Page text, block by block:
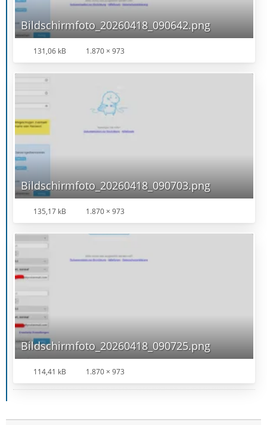
Bildschirmfoto_20260418_090642.png
131,06 kB 1.870 × 973
Bildschirmfoto_20260418_090703.png
135,17 kB 1.870 × 973
Bildschirmfoto_20260418_090725.png
114,41 kB 1.870 × 973